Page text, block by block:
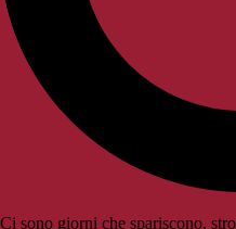
Ci sono giorni che spariscono,